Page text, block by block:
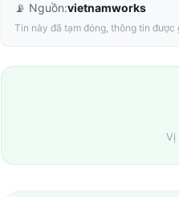
📡 Nguồn:vietnamworks
Tin này đã tạm đóng, thông tin được
Vị